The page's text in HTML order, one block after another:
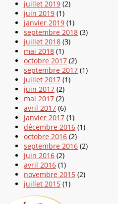
juillet 2019 (2)
juin 2019 (1)
janvier 2019 (1)
septembre 2018 (3)
juillet 2018 (3)
mai 2018 (1)
octobre 2017 (2)
septembre 2017 (1)
juillet 2017 (1)
juin 2017 (2)
mai 2017 (2)
avril 2017 (6)
janvier 2017 (1)
décembre 2016 (1)
octobre 2016 (2)
septembre 2016 (2)
juin 2016 (2)
avril 2016 (1)
novembre 2015 (2)
juillet 2015 (1)